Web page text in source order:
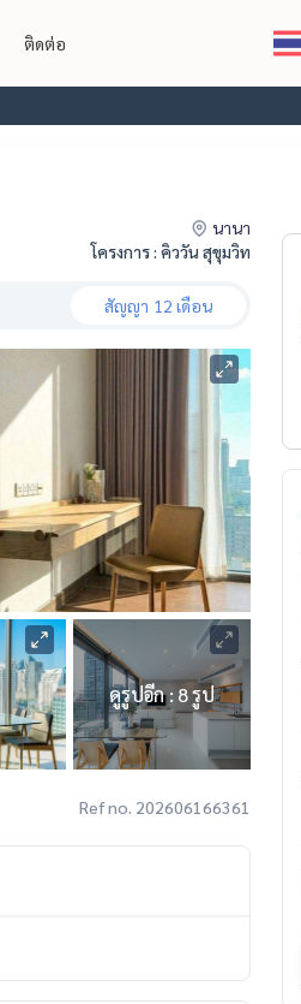
ติดต่อ
นานา
โครงการ : คิววัน สุขุมวิท
สัญญา 12 เดือน
ดูรูปอีก : 8 รูป
Ref no. 202606166361